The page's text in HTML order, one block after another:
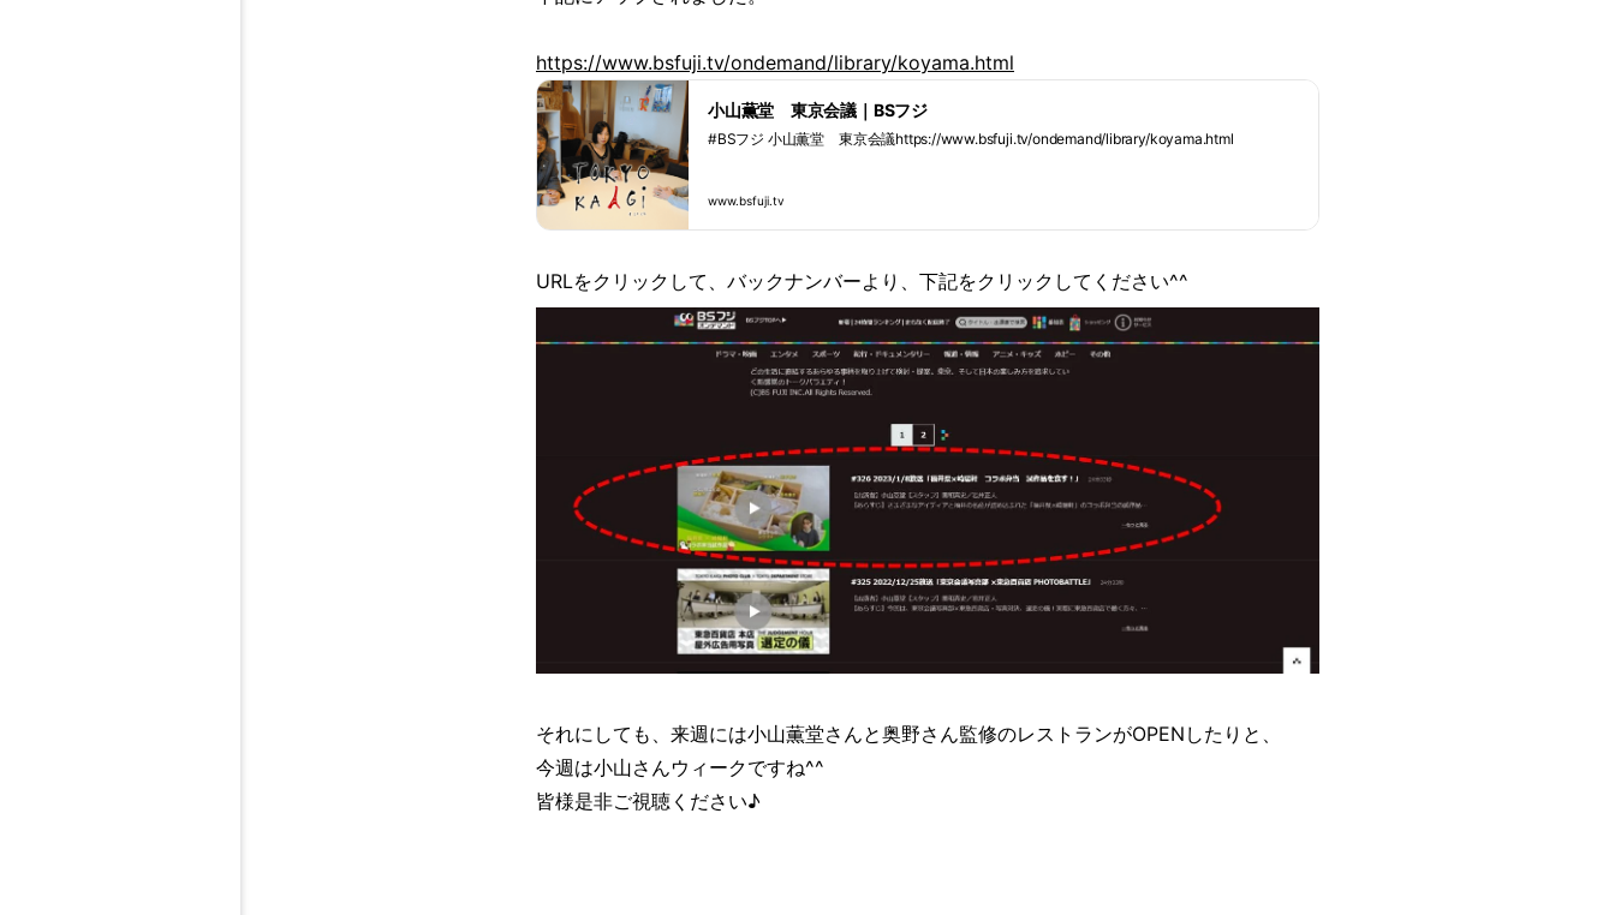
https://www.bsfuji.tv/ondemand/library/koyama.html
小山薫堂 東京会議｜BSフジ
#BSフジ 小山薫堂 東京会議https://www.bsfuji.tv/ondemand/library/koyama.html
www.bsfuji.tv
URLをクリックして、バックナンバーより、下記をクリックしてください^^
それにしても、来週には小山薫堂さんと奥野さん監修のレストランがOPENしたりと、
今週は小山さんウィークですね^^
皆様是非ご視聴ください♪